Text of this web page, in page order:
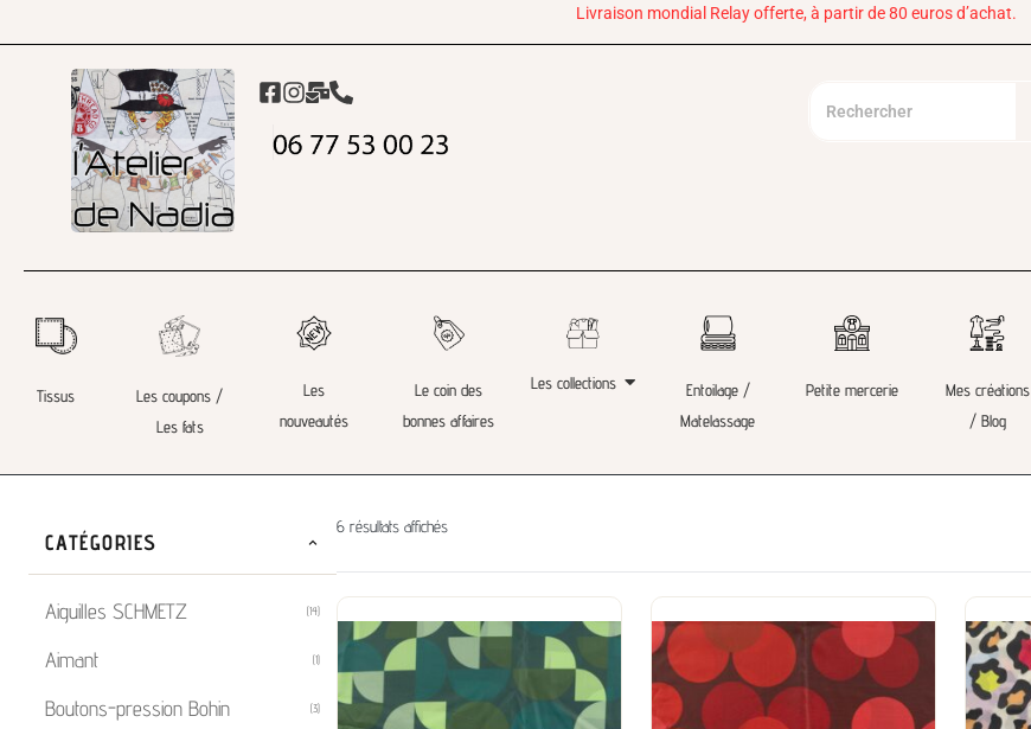
Livraison mondial Relay offerte, à partir de 80 euros d’achat.
Tissus
Les coupons /
Les fats
Les
nouveautés
Le coin des
bonnes affaires
Les collections
Entoilage /
Matelassage
Petite mercerie
Mes créations
/ Blog
CATÉGORIES
Aiguilles SCHMETZ (14)
Aimant (1)
Boutons-pression Bohin (3)
6 résultats affichés